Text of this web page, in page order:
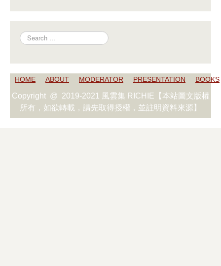
Search
HOME ABOUT MODERATOR PRESENTATION BOOKS
Copyright @ 2019-2021 風雲集 RICHIE【本站圖文版權
所有，如欲轉載，請先取得授權，並註明資料來源】